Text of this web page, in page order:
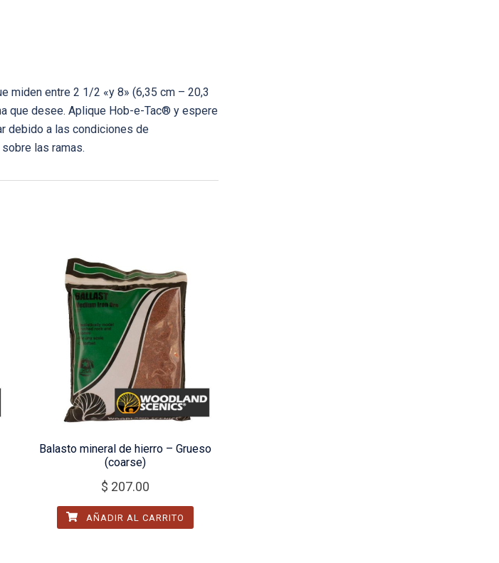
miden entre 2 1/2 «y 8» (6,35 cm – 20,3
que desee. Aplique Hob-e-Tac® y espere
debido a las condiciones de
las ramas.
Balasto mineral de hierro – Grueso
(coarse)
$ 207.00
AÑADIR AL CARRITO